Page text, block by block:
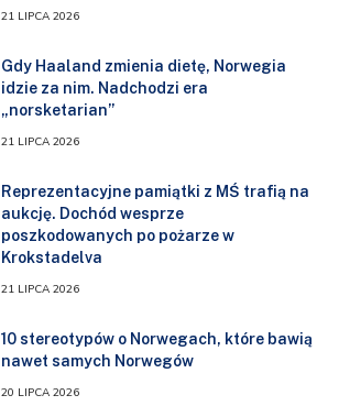
21 LIPCA 2026
Gdy Haaland zmienia dietę, Norwegia
idzie za nim. Nadchodzi era
„norsketarian”
21 LIPCA 2026
Reprezentacyjne pamiątki z MŚ trafią na
aukcję. Dochód wesprze
poszkodowanych po pożarze w
Krokstadelva
21 LIPCA 2026
10 stereotypów o Norwegach, które bawią
nawet samych Norwegów
20 LIPCA 2026